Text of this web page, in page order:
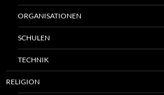
ORGANISATIONEN
SCHULEN
TECHNIK
RELIGION